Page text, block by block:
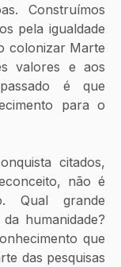
Construímos
pela igualdade
colonizar Marte
valores e aos
é que
para o
citados,
não é
Qual grande
humanidade?
que
das pesquisas